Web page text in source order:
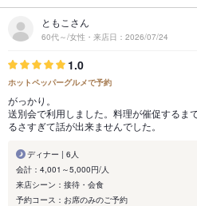
ともこさん
60代～/女性・来店日：2026/07/24
1.0
ホットペッパーグルメで予約
がっかり。
送別会で利用しました。料理が催促するま
るさすぎて話が出来ませんでした。
ディナー | 6人
会計：4,001～5,000円/人
来店シーン：接待・会食
予約コース：お席のみのご予約